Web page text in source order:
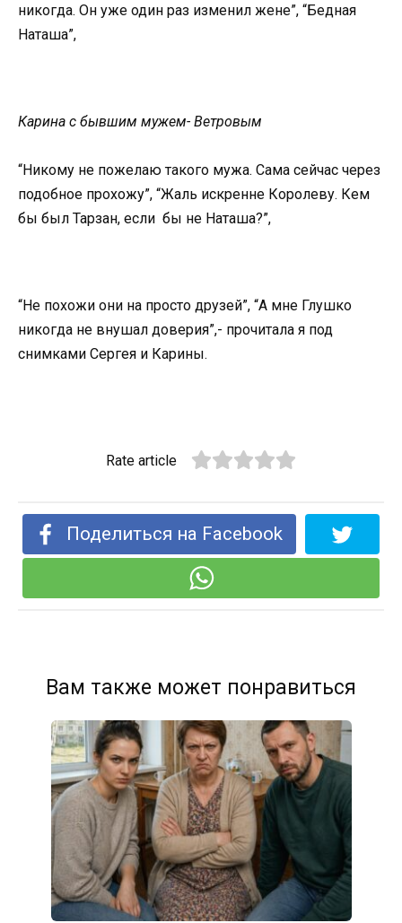
никогда. Он уже один раз изменил жене”, “Бедная
Наташа”,
Карина с бывшим мужем- Ветровым
“Никому не пожелаю такого мужа. Сама сейчас через
подобное прохожу”, “Жаль искренне Королеву. Кем
бы был Тарзан, если бы не Наташа?”,
“Не похожи они на просто друзей”, “А мне Глушко
никогда не внушал доверия”,- прочитала я под
снимками Сергея и Карины.
Rate article
Поделиться на Facebook
Вам также может понравиться